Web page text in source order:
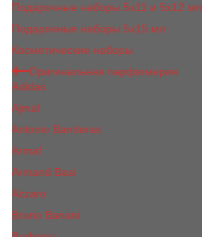
Подарочные наборы 5x11 и 5х12 мл
Подарочные наборы 5x15 мл
Косметические наборы
Оригинальная парфюмерия
Adidas
Ajmal
Antonio Banderas
Armaf
Armand Basi
Azzaro
Bruno Banani